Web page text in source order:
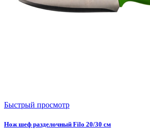
Быстрый просмотр
Нож шеф разделочный Filo 20/30 см